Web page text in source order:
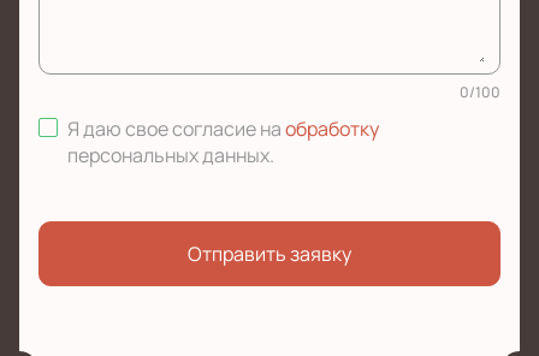
0/100
Я даю свое согласие наобработку
персональных данных.
Отправить заявку